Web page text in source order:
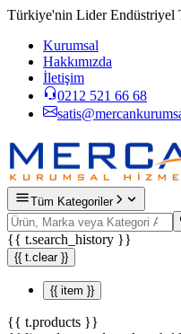
Türkiye'nin Lider Endüstriyel
Kurumsal
Hakkımızda
İletişim
0212 521 66 68
Tüm Kategoriler
{{ t.search_history }}
{{ t.clear }}
{{ item }}
{{ t.products }}